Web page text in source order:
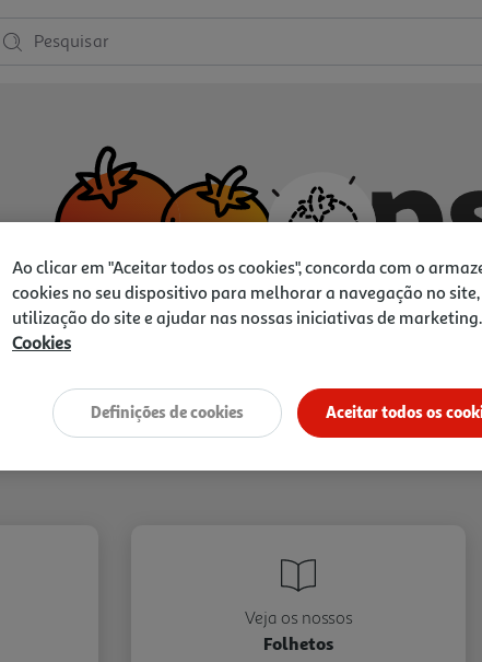
Pesquisar
Vamos tentar de
Veja os nossos
Folhetos
Ao clicar em "Aceitar todos os cookies", concorda com o
cookies no seu dispositivo para melhorar a navegação no
utilização do site e ajudar nas nossas iniciativas de marketing.
Cookies
Aceitar todos os
Definições de cookies